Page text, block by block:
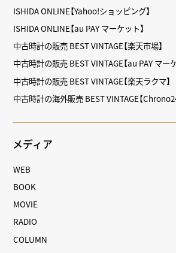
ISHIDA ONLINE【Yahoo!ショッピング】
ISHIDA ONLINE【au PAY マーケット】
中古時計の販売 BEST VINTAGE【楽天市場】
中古時計の販売 BEST VINTAGE【au PAY マー
中古時計の販売 BEST VINTAGE【楽天ラクマ】
中古時計の海外販売 BEST VINTAGE【
メディア
WEB
BOOK
MOVIE
RADIO
COLUMN